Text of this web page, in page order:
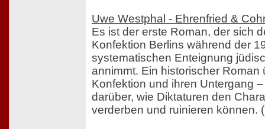
Uwe Westphal - Ehrenfried &
Es ist der erste Roman, der sich
Konfektion Berlins während der
systematischen Enteignung
annimmt. Ein historischer Roman
Konfektion und ihren Untergang
darüber, wie Diktaturen den
verderben und ruinieren können.